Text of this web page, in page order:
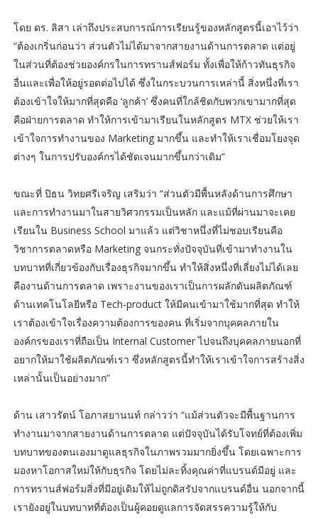
โดย ดร. ลิสา เล่าถึงประสบการณ์การเรียนรู้ของหลักสูตรนี้เอาไว้ว่า
“ต้องเกริ่นก่อนว่า ส่วนตัวไม่ได้มาจากสายงานด้านการตลาด แต่อยู่
ในส่วนที่ต้องช่วยองค์กรในการทรานส์ฟอร์ม ทั้งเพื่อให้ก้าวทันธุรกิจ
อื่นและเพื่อให้อยู่รอดต่อไปได้ ซึ่งในกระบวนการเหล่านี้ สิ่งหนึ่งที่เรา
ต้องเข้าใจให้มากที่สุดคือ ‘ลูกค้า’ ซึ่งคนที่ใกล้ชิดกับพวกเขามากที่สุด
คือฝ่ายการตลาด ทำให้การเข้ามาเรียนในหลักสูตร MTX ช่วยให้เรา
เข้าใจการทำงานของ Marketing มากขึ้น และทำให้เราเชื่อมโยงจุด
ต่างๆ ในการปรับองค์กรได้ชัดเจนมากขึ้นกว่าเดิม”
ขณะที่ ปิธน วิทยศรีเจริญ เสริมว่า “ส่วนตัวมีพื้นหลังด้านการศึกษา
และการทำงานมาในสายวิศวกรรมเป็นหลัก และแม้ที่ผ่านมาจะเคย
เรียนใน Business School มาแล้ว แต่วิชาหนึ่งที่ไม่ชอบเรียนคือ
วิชาการตลาดหรือ Marketing จนกระทั่งปัจจุบันที่เข้ามาทำงานใน
บทบาทที่เกี่ยวข้องกับเรื่องธุรกิจมากขึ้น ทำให้สิ่งหนึ่งที่เลี่ยงไม่ได้เลย
คืองานด้านการตลาด เพราะงานของเราเป็นการผลักดันผลิตภัณฑ์
ด้านเทคโนโลยีหรือ Tech-product ให้มีคนเข้ามาใช้มากที่สุด ทำให้
เราต้องเข้าใจเรื่องความต้องการของคน ที่เริ่มจากบุคคลภายใน
องค์กรของเราที่ถือเป็น Internal Customer ไปจนถึงบุคคลภายนอกที่
อยากให้มาใช้ผลิตภัณฑ์เรา ซึ่งหลักสูตรนี้ทำให้เราเข้าใจการสร้างสิ่ง
เหล่านั้นเป็นอย่างมาก”
ด้าน เสาวรัตน์ โอภาสยานนท์ กล่าวว่า “แม้ส่วนตัวจะมีพื้นฐานการ
ทำงานมาจากสายงานด้านการตลาด แต่ปัจจุบันได้รับโจทย์ที่ต้องเพิ่ม
บทบาทของตนเองมาดูแลธุรกิจในภาพรวมมากยิ่งขึ้น โดยเฉพาะการ
มองหาโอกาสใหม่ให้กับธุรกิจ โดยไม่ละทิ้งคุณค่าที่แบรนด์มีอยู่ และ
การทรานส์ฟอร์มสิ่งที่มีอยู่เดิมให้ไม่ถูกดิสรัปจากแบรนด์อื่น นอกจากนี้
เรายังอยู่ในบทบาทที่ต้องเป็นผู้คอยดูแลการจัดสรรความรู้ให้กับ